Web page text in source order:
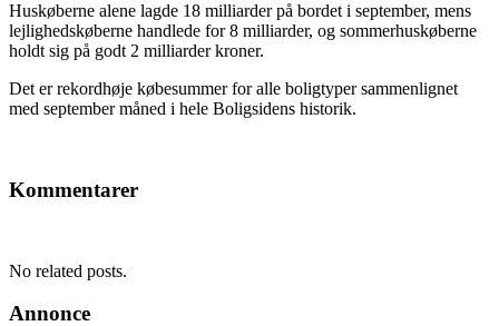
Huskøberne alene lagde 18 milliarder på bordet i september, mens
lejlighedskøberne handlede for 8 milliarder, og sommerhuskøberne
holdt sig på godt 2 milliarder kroner.
Det er rekordhøje købesummer for alle boligtyper sammenlignet
med september måned i hele Boligsidens historik.
Kommentarer
No related posts.
Annonce